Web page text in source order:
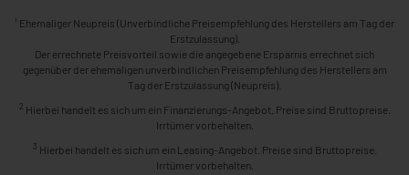
1 Ehemaliger Neupreis (Unverbindliche Preisempfehlung des Herstellers am Tag der
Erstzulassung).
Der errechnete Preisvorteil sowie die angegebene Ersparnis errechnet sich
gegenüber der ehemaligen unverbindlichen Preisempfehlung des Herstellers am
Tag der Erstzulassung (Neupreis).
2 Hierbei handelt es sich um ein Finanzierungs-Angebot. Preise sind Bruttopreise.
Irrtümer vorbehalten.
3 Hierbei handelt es sich um ein Leasing-Angebot. Preise sind Bruttopreise.
Irrtümer vorbehalten.